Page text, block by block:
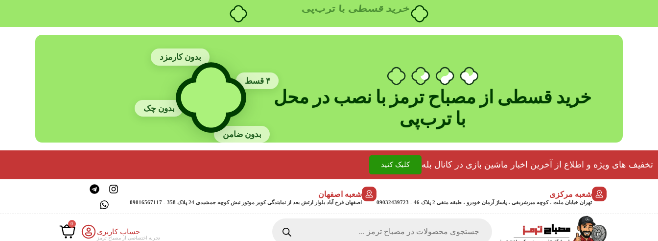
خرید قسطی با ترب‌پی
خرید قسطی از مصباح ترمز با نصب در محل
با ترب‌پی
بدون کارمزد
۴ قسط
بدون چک
بدون ضامن
تخفیف های ویژه و اطلاع از آخرین اخبار ماشین بازی در کانال بله کلیک کنید
شعبه مرکزی
تهران خیابان ملت ، کوچه میرشریفی ، پاساژ آرمان خودرو ، طبقه منفی 2 پلاک 46 - 09032439723
شعبه اصفهان
اصفهان فرح آباد بلوار ارتش بعد از نمایندگی کویر موتور نبش کوچه جمشیدی 24 پلاک 358 - 09016567117
حساب کاربری
تجربه اختصاصی از مصباح ترمز
0